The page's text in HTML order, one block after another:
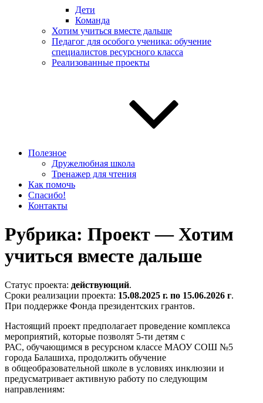
Дети
Команда
Хотим учиться вместе дальше
Педагог для особого ученика: обучение
специалистов ресурсного класса
Реализованные проекты
Полезное
Дружелюбная школа
Тренажер для чтения
Как помочь
Спасибо!
Контакты
Рубрика: Проект — Хотим
учиться вместе дальше
Статус проекта: действующий.
Сроки реализации проекта: 15.08.2025 г. по 15.06.2026 г.
При поддержке Фонда президентских грантов.
Настоящий проект предполагает проведение комплекса
мероприятий, которые позволят 5-ти детям с
РАС, обучающимся в ресурсном классе МАОУ СОШ №5
города Балашиха, продолжить обучение
в общеобразовательной школе в условиях инклюзии и
предусматривает активную работу по следующим
направлениям: